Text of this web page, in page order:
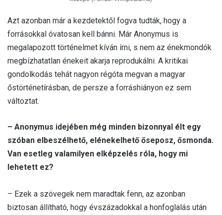
Azt azonban már a kezdetektől fogva tudták, hogy a
forrásokkal óvatosan kell bánni. Már Anonymus is
megalapozott történelmet kíván írni, s nem az énekmondók
megbízhatatlan énekeit akarja reprodukálni. A kritikai
gondolkodás tehát nagyon régóta megvan a magyar
őstörténetírásban, de persze a forráshiányon ez sem
változtat.
– Anonymus idejében még minden bizonnyal élt egy
szóban elbeszélhető, elénekelhető őseposz, ősmonda.
Van esetleg valamilyen elképzelés róla, hogy mi
lehetett ez?
– Ezek a szövegek nem maradtak fenn, az azonban
biztosan állítható, hogy évszázadokkal a honfoglalás után